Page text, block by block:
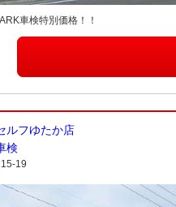
車検特別価格！！
ルフゆたか店
検
19